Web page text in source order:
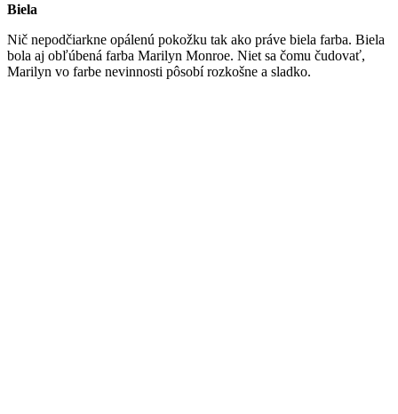
Biela
Nič nepodčiarkne opálenú pokožku tak ako práve biela farba. Biela
bola aj obľúbená farba Marilyn Monroe. Niet sa čomu čudovať,
Marilyn vo farbe nevinnosti pôsobí rozkošne a sladko.